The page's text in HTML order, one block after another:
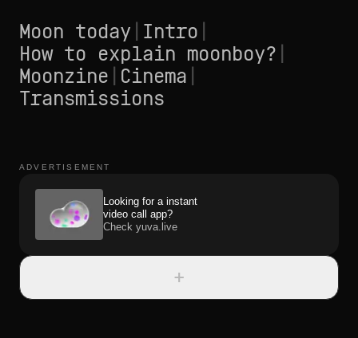
Moon today Intro
How to explain moonboy?
Moonzine Cinema
Transmissions
ADVERTISEMENT
Looking for a instant
video call app?
Check yuva.live
+